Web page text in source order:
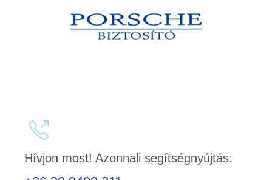

Hívjon most! Azonnali segítségnyújtás: